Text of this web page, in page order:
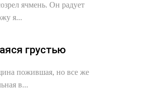
ячмень. Он радует
я...
грустью
пожившая, но все же
в...